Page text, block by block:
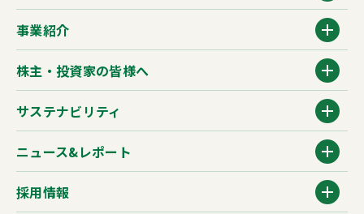
事業紹介
株主・投資家の皆様へ
サステナビリティ
ニュース&レポート
採用情報